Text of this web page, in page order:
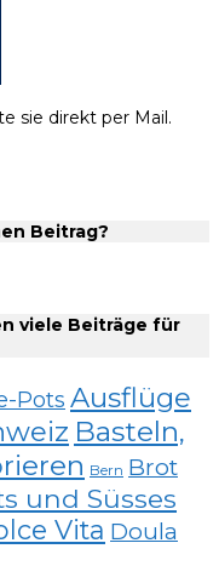
sie direkt per Mail.
Beitrag?
viele Beiträge für
Pots Ausflüge
Basteln,
Bern Brot
und Süsses
Vita Doula